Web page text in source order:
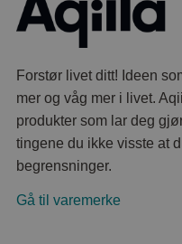
Forstør livet ditt! Ideen
mer og våg mer i livet.
produkter som lar deg
tingene du ikke visste at
begrensninger.
Gå til varemerke